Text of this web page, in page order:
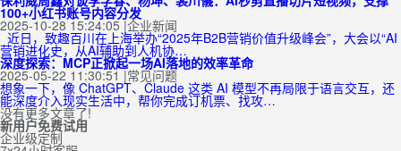
100+小红书账号内容分发
2025-10-28 15:24:05 |企业新闻
近日，致趣百川在上海举办“2025年B2B营销价值升级峰会”，大会以“AI
营销进化史，从AI辅助到人机协…
深度探索：MCP正掀起一场AI落地的效率革命
2025-05-22 11:30:51 |常见问题
想象一下，像 ChatGPT、Claude 这类 AI 模型不再局限于语言交互，还
能深度介入现实生活中，帮你完成订机票、找攻…
没有更多文章了!
新用户免费试用
企业级定制